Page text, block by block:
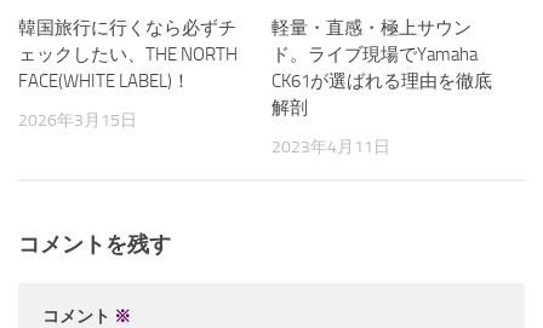
韓国旅行に行くなら必ずチ
ェックしたい、THE NORTH
FACE(WHITE LABEL)！
2026年3月15日
軽量・直感・極上サウン
ド。ライブ現場でYamaha
CK61が選ばれる理由を徹底
解剖
2023年4月11日
コメントを残す
コメント ※